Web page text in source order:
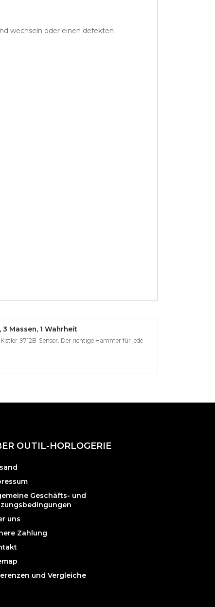
wechseln oder einen defekten
Massen, 1 Wahrheit
9712B-Sensor. Der richtige Hammer für jede
OUTIL-HORLOGERIE
Geschäfts- und
uns
Zahlung
und Vergleiche